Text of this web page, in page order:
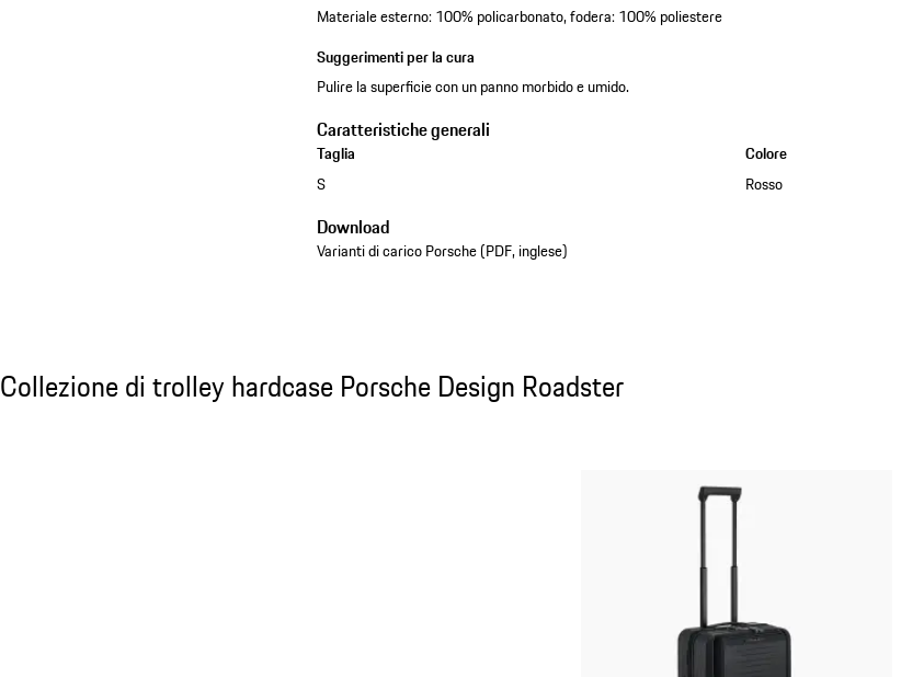
Materiale esterno: 100% policarbonato, fodera: 100% poliestere
Suggerimenti per la cura
Pulire la superficie con un panno morbido e umido.
Caratteristiche generali
Taglia
S
Colore
Rosso
Download
Varianti di carico Porsche (PDF, inglese)
Collezione di trolley hardcase Porsche Design Roadster
Collezione di trolley hardcase Porsche Design Roadster